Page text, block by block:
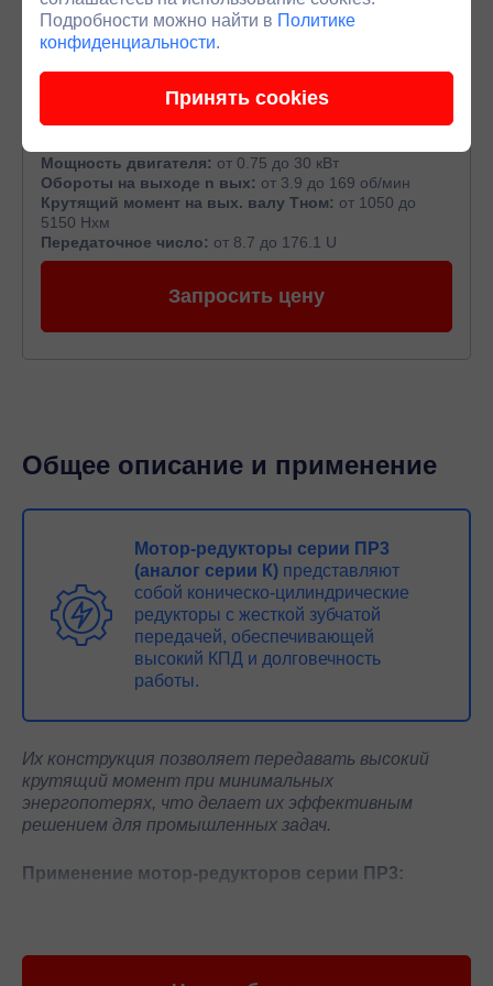
Мотор-редукторы ПР 319
Мощность двигателя: от 0.75 до 30 кВт
Обороты на выходе n вых: от 3.9 до 169 об/мин
Крутящий момент на вых. валу Тном: от 1050 до
5150 Нхм
Передаточное число: от 8.7 до 176.1 U
Запросить цену
Общее описание и применение
Мотор-редукторы серии ПР3
(аналог серии К) представляют
собой коническо-цилиндрические
редукторы с жесткой зубчатой
передачей, обеспечивающей
высокий КПД и долговечность
работы.
Их конструкция позволяет передавать высокий
крутящий момент при минимальных
энергопотерях, что делает их эффективным
решением для промышленных задач.
Применение мотор-редукторов серии ПР3:
Металлургическая и горнодобывающая
— применяются в дробильном
Подробности можно найти в Политике
конфиденциальности.
Принять cookies